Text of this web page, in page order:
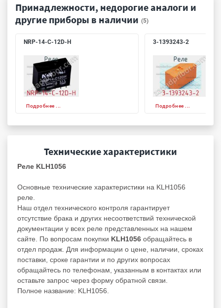
Принадлежности, недорогие аналоги и
другие приборы в наличии (5)
NRP-14-C-12D-H
Подробнее ...
3-1393243-2
Подробнее ...
Технические характеристики
Реле KLH1056
Основные технические характеристики на KLH1056
реле.
Наш отдел технического контроля гарантирует
отсутствие брака и других несоответствий технической
документации у всех реле представленных на нашем
сайте. По вопросам покупки KLH1056 обращайтесь в
отдел продаж. Для информации о цене, наличии, сроках
поставки, сроке гарантии и по других вопросах
обращайтесь по телефонам, указанным в контактах или
оставьте запрос через форму обратной связи.
Полное название: KLH1056.